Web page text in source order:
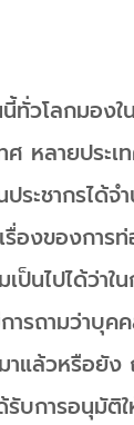
ทั่วโลกมองใ
ศ หลายประเ
ระชากรได้จ
รื่องของการท่
ป็นไปได้ว่าใ
ารถามว่าบุค
แล้วหรือยัง
บการอนุมัติใ